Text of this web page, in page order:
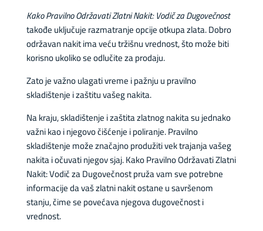
Kako Pravilno Održavati Zlatni Nakit: Vodič za Dugovečnost
takođe uključuje razmatranje opcije otkupa zlata. Dobro
održavan nakit ima veću tržišnu vrednost, što može biti
korisno ukoliko se odlučite za prodaju.
Zato je važno ulagati vreme i pažnju u pravilno
skladištenje i zaštitu vašeg nakita.
Na kraju, skladištenje i zaštita zlatnog nakita su jednako
važni kao i njegovo čišćenje i poliranje. Pravilno
skladištenje može značajno produžiti vek trajanja vašeg
nakita i očuvati njegov sjaj. Kako Pravilno Održavati Zlatni
Nakit: Vodič za Dugovečnost pruža vam sve potrebne
informacije da vaš zlatni nakit ostane u savršenom
stanju, čime se povećava njegova dugovečnost i
vrednost.